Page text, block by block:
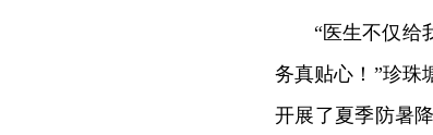
“医生不仅给
务真贴心！”珍珠
开展了夏季防暑